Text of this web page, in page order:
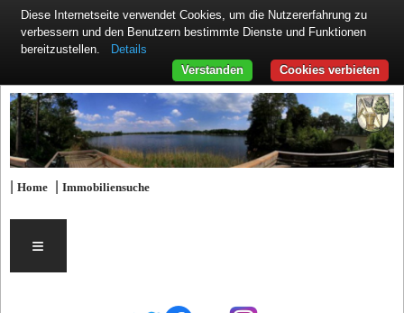
|Home |Immobiliensuche
≡
Diese Internetseite verwendet Cookies, um die Nutzererfahrung zu
verbessern und den Benutzern bestimmte Dienste und Funktionen
bereitzustellen.
Details
Cookies verbieten
Verstanden